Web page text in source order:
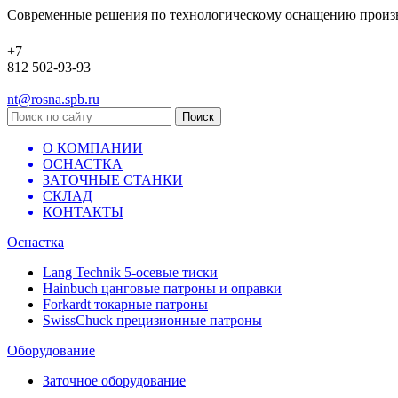
Современные решения по технологическому оснащению
+7
812 502-93-93
nt@rosna.spb.ru
О КОМПАНИИ
ОСНАСТКА
ЗАТОЧНЫЕ СТАНКИ
СКЛАД
КОНТАКТЫ
Оснастка
Lang Technik 5-осевые тиски
Hainbuch цанговые патроны и оправки
Forkardt токарные патроны
SwissChuck прецизионные патроны
Оборудование
Заточное оборудование